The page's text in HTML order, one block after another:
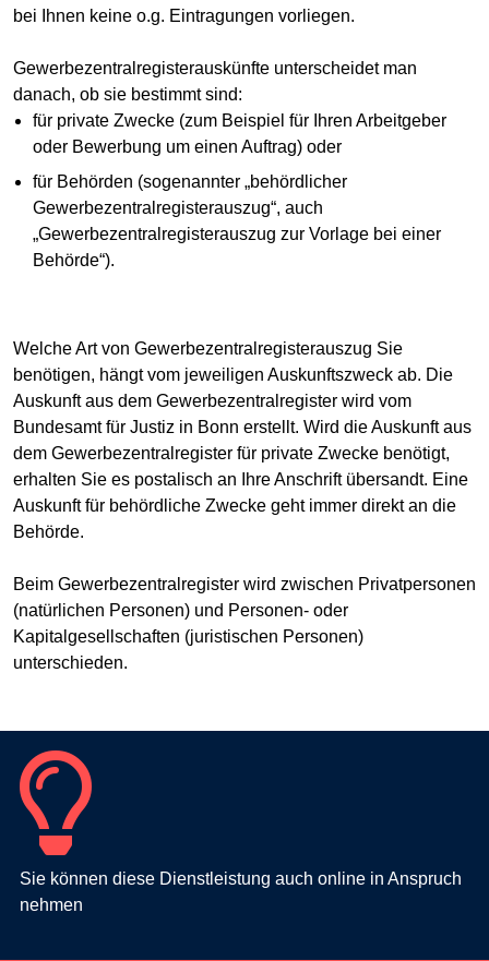
bei Ihnen keine o.g. Eintragungen vorliegen.
Gewerbezentralregisterauskünfte unterscheidet man
danach, ob sie bestimmt sind:
für private Zwecke (zum Beispiel für Ihren Arbeitgeber
oder Bewerbung um einen Auftrag) oder
für Behörden (sogenannter „behördlicher
Gewerbezentralregisterauszug“, auch
„Gewerbezentralregisterauszug zur Vorlage bei einer
Behörde“).
Welche Art von Gewerbezentralregisterauszug Sie
benötigen, hängt vom jeweiligen Auskunftszweck ab. Die
Auskunft aus dem Gewerbezentralregister wird vom
Bundesamt für Justiz in Bonn erstellt. Wird die Auskunft aus
dem Gewerbezentralregister für private Zwecke benötigt,
erhalten Sie es postalisch an Ihre Anschrift übersandt. Eine
Auskunft für behördliche Zwecke geht immer direkt an die
Behörde.
Beim Gewerbezentralregister wird zwischen Privatpersonen
(natürlichen Personen) und Personen- oder
Kapitalgesellschaften (juristischen Personen)
unterschieden.
Sie können diese Dienstleistung auch online in Anspruch
nehmen